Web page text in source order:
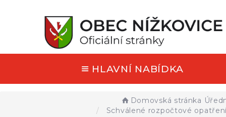
HLAVNÍ NABÍDKA
Domovská stránka
Schválené rozpočtové